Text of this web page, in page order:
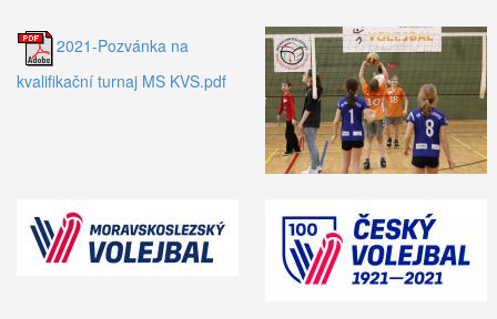
2021-Pozvánka na
kvalifikační turnaj MS KVS.pdf